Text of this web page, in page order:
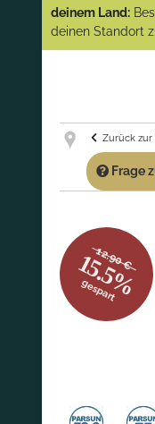
(Abverkauf)!
GARANTIE
Artikeln
deinem Land:
deinen Standort
Zurück zur
Frage
12.90 €
15.5%
gespart